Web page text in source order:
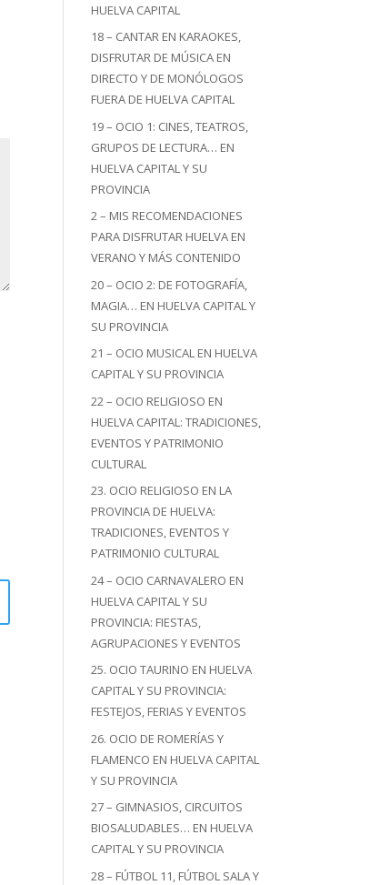
HUELVA CAPITAL
18 – CANTAR EN KARAOKES,
DISFRUTAR DE MÚSICA EN
DIRECTO Y DE MONÓLOGOS
FUERA DE HUELVA CAPITAL
19 – OCIO 1: CINES, TEATROS,
GRUPOS DE LECTURA… EN
HUELVA CAPITAL Y SU
PROVINCIA
2 – MIS RECOMENDACIONES
PARA DISFRUTAR HUELVA EN
VERANO Y MÁS CONTENIDO
20 – OCIO 2: DE FOTOGRAFÍA,
MAGIA… EN HUELVA CAPITAL Y
SU PROVINCIA
21 – OCIO MUSICAL EN HUELVA
CAPITAL Y SU PROVINCIA
22 – OCIO RELIGIOSO EN
HUELVA CAPITAL: TRADICIONES,
EVENTOS Y PATRIMONIO
CULTURAL
23. OCIO RELIGIOSO EN LA
PROVINCIA DE HUELVA:
TRADICIONES, EVENTOS Y
PATRIMONIO CULTURAL
24 – OCIO CARNAVALERO EN
HUELVA CAPITAL Y SU
PROVINCIA: FIESTAS,
AGRUPACIONES Y EVENTOS
25. OCIO TAURINO EN HUELVA
CAPITAL Y SU PROVINCIA:
FESTEJOS, FERIAS Y EVENTOS
26. OCIO DE ROMERÍAS Y
FLAMENCO EN HUELVA CAPITAL
Y SU PROVINCIA
27 – GIMNASIOS, CIRCUITOS
BIOSALUDABLES… EN HUELVA
CAPITAL Y SU PROVINCIA
28 – FÚTBOL 11, FÚTBOL SALA Y